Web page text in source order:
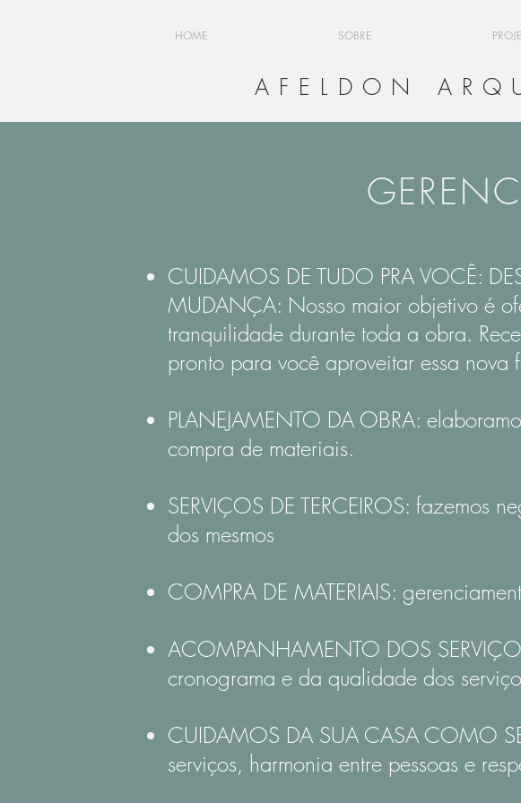
HOME SOBRE
CUIDAMOS DE TUDO PRA VOCÊ:
MUDANÇA: Nosso maior objetivo é
tranquilidade durante toda a obra.
pronto para você aproveitar essa nova
PLANEJAMENTO DA OBRA:
compra de materiais.
SERVIÇOS DE TERCEIROS: fazemos
dos mesmos
COMPRA DE MATERIAIS:
ACOMPANHAMENTO DOS
cronograma e da qualidade dos
CUIDAMOS DA SUA CASA COMO
serviços, harmonia entre pessoas e
AFELDON